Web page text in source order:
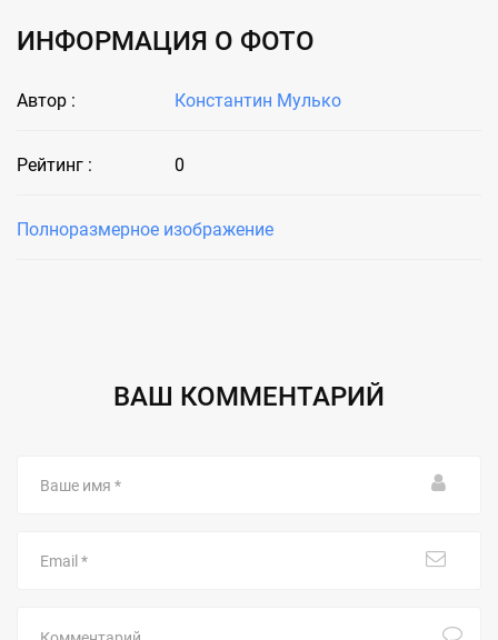
ИНФОРМАЦИЯ О ФОТО
Автор : Константин Мулько
Рейтинг : 0
Полноразмерное изображение
ВАШ КОММЕНТАРИЙ
имя